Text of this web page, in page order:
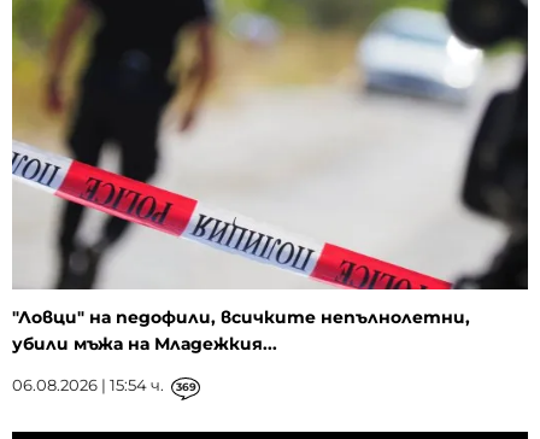
"Ловци" на педофили, всичките непълнолетни,
убили мъжа на Младежкия...
06.08.2026 | 15:54 ч. 369